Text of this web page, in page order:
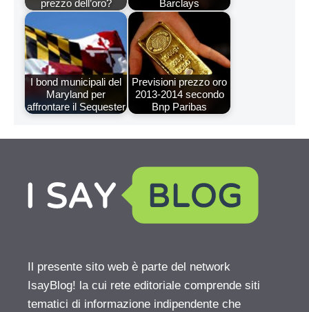
prezzo dell’oro?
Barclays
I bond municipali del
Maryland per
affrontare il Sequester
Previsioni prezzo oro
2013-2014 secondo
Bnp Paribas
Il presente sito web è parte del network
IsayBlog! la cui rete editoriale comprende siti
tematici di informazione indipendente che